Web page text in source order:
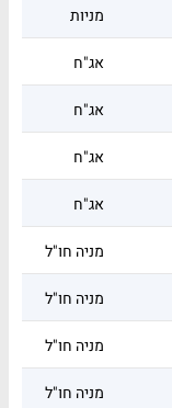
מניות
אג"ח
אג"ח
אג"ח
אג"ח
מניה חו"ל
מניה חו"ל
מניה חו"ל
מניה חו"ל